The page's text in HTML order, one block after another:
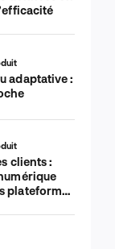
adaptative :
clients :
plateformes